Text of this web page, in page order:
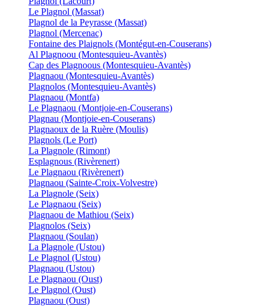
Le Plagnol (Massat)
Plagnol de la Peyrasse (Massat)
Plagnol (Mercenac)
Fontaine des Plaignols (Montégut-en-Couserans)
Al Plagnoou (Montesquieu-Avantès)
Cap des Plagnoous (Montesquieu-Avantès)
Plagnaou (Montesquieu-Avantès)
Plagnolos (Montesquieu-Avantès)
Plagnaou (Montfa)
Le Plagnaou (Montjoie-en-Couserans)
Plagnau (Montjoie-en-Couserans)
Plagnaoux de la Ruère (Moulis)
Plagnols (Le Port)
La Plagnole (Rimont)
Esplagnous (Rivèrenert)
Le Plagnaou (Rivèrenert)
Plagnaou (Sainte-Croix-Volvestre)
La Plagnole (Seix)
Le Plagnaou (Seix)
Plagnaou de Mathiou (Seix)
Plagnolos (Seix)
Plagnaou (Soulan)
La Plagnole (Ustou)
Le Plagnol (Ustou)
Plagnaou (Ustou)
Le Plagnaou (Oust)
Le Plagnol (Oust)
Plagnaou (Oust)